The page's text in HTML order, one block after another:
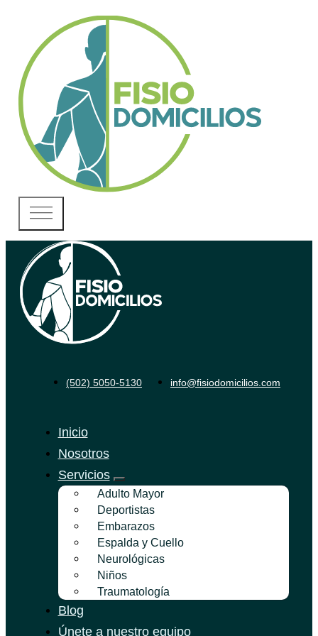
(502) 5050-5130 info@fisiodomicilios.com
Inicio
Nosotros
Servicios
Adulto Mayor
Deportistas
Embarazos
Espalda y Cuello
Neurológicas
Niños
Traumatología
Blog
Únete a nuestro equipo